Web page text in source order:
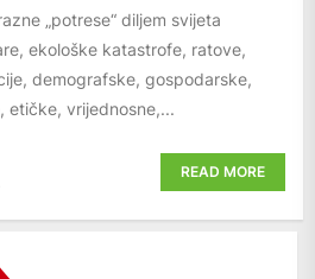
„potrese“ diljem svijeta
ekološke katastrofe, ratove,
demografske, gospodarske,
etičke, vrijednosne,...
READ MORE